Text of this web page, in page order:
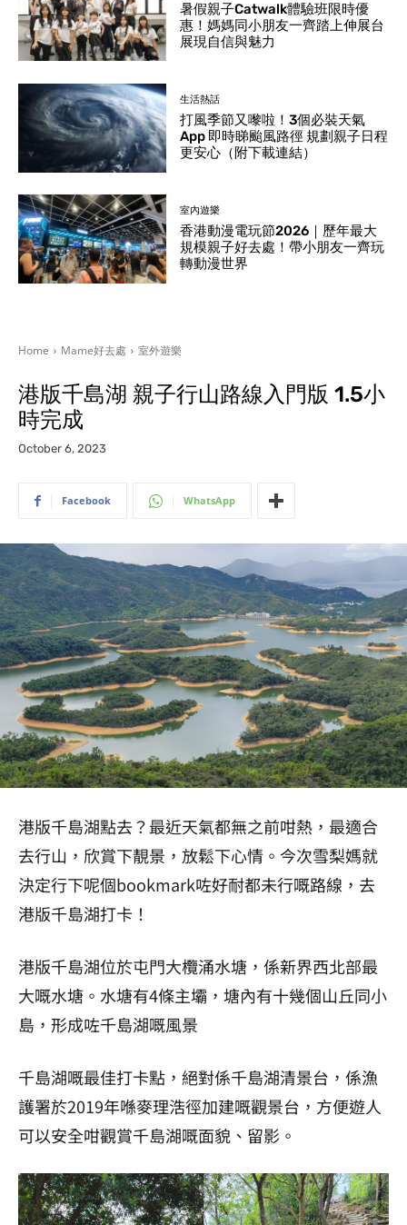
暑假親子Catwalk體驗班限時優
惠！媽媽同小朋友一齊踏上伸展台
展現自信與魅力
生活熱話
打風季節又嚟啦！3個必裝天氣
App 即時睇颱風路徑 規劃親子日程
更安心（附下載連結）
室內遊樂
香港動漫電玩節2026｜歷年最大
規模親子好去處！帶小朋友一齊玩
轉動漫世界